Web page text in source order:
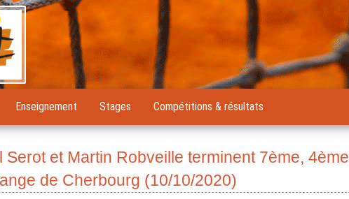
Enseignement Stages Compétitions & résultats
et Martin Robveille terminent 7ème, 4ème
de Cherbourg (10/10/2020)